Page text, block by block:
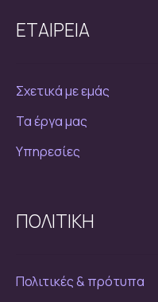
ΕΤΑΙΡΕΙΑ
Σχετικά με εμάς
Τα έργα μας
Υπηρεσίες
ΠΟΛΙΤΙΚΗ
Πολιτικές & πρότυπα